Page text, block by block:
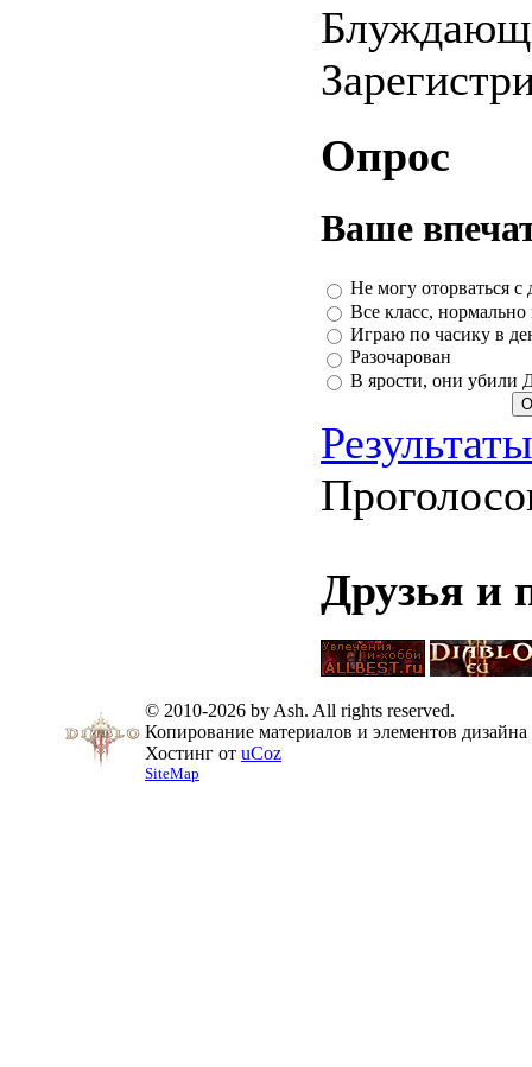
Опрос
Ваше
Не могу оторваться с
Все класс, нормально
Играю по часику в
Разочарован
В ярости, они убили
Результаты
Друзья и
© 2010-2026 by Ash. All rights reserved.
Копирование материалов и элементов
Хостинг от uCoz
SiteMap